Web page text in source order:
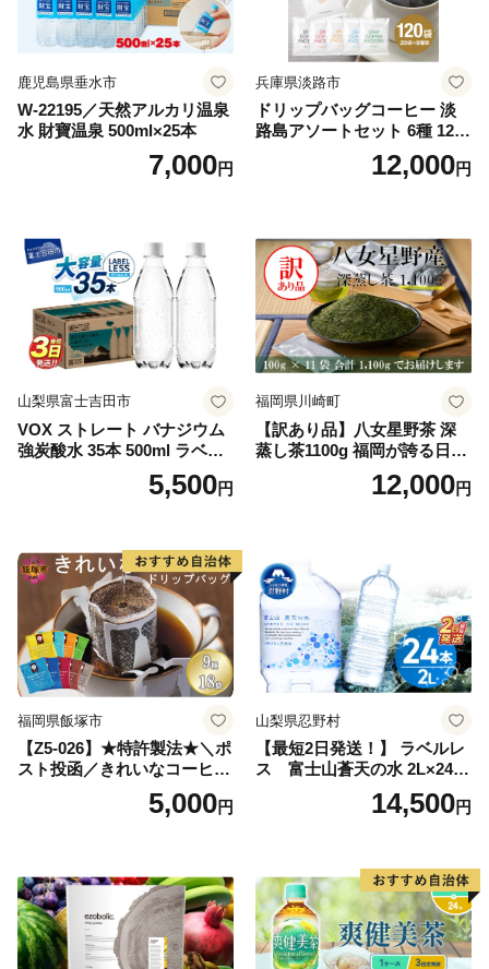
鹿児島県垂水市
W-22195／天然アルカリ温泉
水 財寶温泉 500ml×25本
7,000円
兵庫県淡路市
ドリップバッグコーヒー 淡
路島アソートセット 6種 120
袋 飲み比べ コーヒー
12,000円
山梨県富士吉田市
VOX ストレート バナジウム
強炭酸水 35本 500ml ラベル
レス【富士吉田市限定カート
5,500円
福岡県川崎町
【訳あり品】八女星野茶 深
蒸し茶1100g 福岡が誇る日本
茶_ 訳アリ 常温 お茶 茶袋 常
備品 おちゃ ocha 茶葉 緑茶
小分け お土産 お取り寄せ グ
ルメ 福岡 九州 福岡県 国産
日本 ふかむし茶 ふかむし 家
庭用 自宅用 ちゃ りょくちゃ
ふかむしちゃ 急須 甘み 川崎
町 送料無料
12,000円
福岡県飯塚市
【Z5-026】★特許製法★＼ポ
スト投函／きれいなコーヒー
ドリップバッグ9種セット(18
袋)ゆうパケットでお届け！
5,000円
山梨県忍野村
【最短2日発送！】 ラベルレ
ス 富士山蒼天の水 2L×24本
（4ケース）※離島不可 天然
水 ミネラルウォーター 水 ペ
産 シリカ ミネラル 美容 備蓄
防災 長期保存 富士山 山梨県
忍野村
14,500円